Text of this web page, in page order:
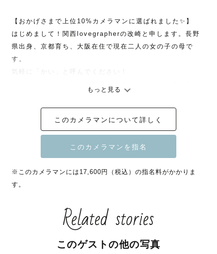
【おかげさまで上位10%カメラマンに選ばれました✨】
はじめまして！関西lovegrapherの改崎と申します。長野
県出身、京都育ち、大阪在住で現在二人の女の子の母で
す。
きの日常】を切りとります。あなたにとっての「永遠の
宝」になりますように。
【ウェディング】【家族写真】【お一人撮影】が得意で
こんな写真が撮りたいな、と言うリクエストもお待ちして
ます。思わず笑っちゃうものからロマンチックなものまで
実は、歴15年以上のカメラマンです！安心してお任せくだ
もっと見る
このカメラマンについて詳しく
※このカメラマンには17,600円（税込）の指名料がかかりま
す。
Related stories
このゲストの他の写真